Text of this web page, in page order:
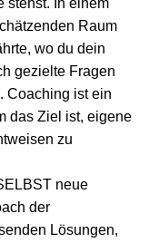
Raum
wo du dein
gezielte Fragen
Coaching ist ein
das Ziel ist, eigene
zu
neue
der
Lösungen,